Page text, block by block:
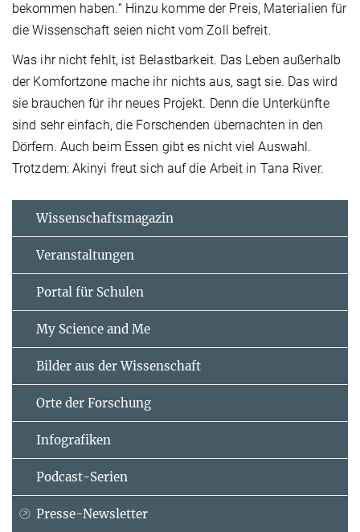
bekommen haben.“ Hinzu komme der Preis, Materialien für
die Wissenschaft seien nicht vom Zoll befreit.
Was ihr nicht fehlt, ist Belastbarkeit. Das Leben außerhalb
der Komfortzone mache ihr nichts aus, sagt sie. Das wird
sie brauchen für ihr neues Projekt. Denn die Unterkünfte
sind sehr einfach, die Forschenden übernachten in den
Dörfern. Auch beim Essen gibt es nicht viel Auswahl.
Trotzdem: Akinyi freut sich auf die Arbeit in Tana River.
Wissenschaftsmagazin
Veranstaltungen
Portal für Schulen
My Science and Me
Bilder aus der Wissenschaft
Orte der Forschung
Infografiken
Podcast-Serien
Presse-Newsletter